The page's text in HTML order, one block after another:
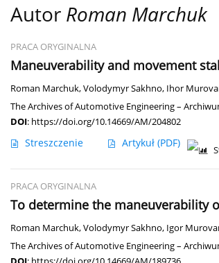
Autor Roman Marchuk
PRACA ORYGINALNA
Maneuverability and movement
Roman Marchuk,Volodymyr Sakhno, Ihor
The Archives of Automotive Engineering –
DOI: https://doi.org/10.14669/AM/204802
Streszczenie Artykuł (PDF)
PRACA ORYGINALNA
To determine the maneuverability
Roman Marchuk,Volodymyr Sakhno, Igor
The Archives of Automotive Engineering –